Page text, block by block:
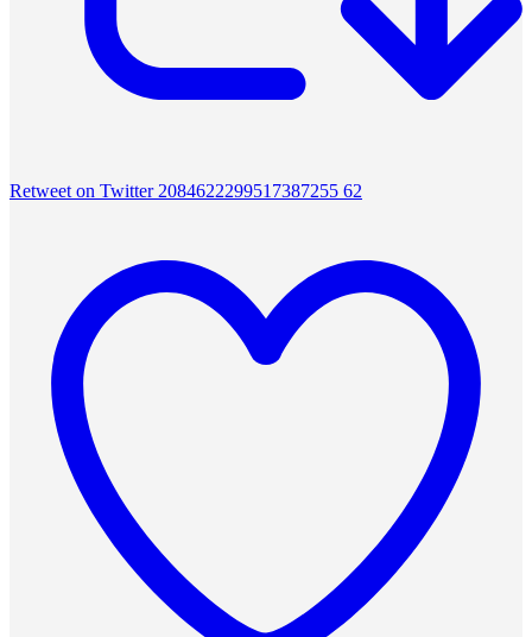
Retweet on Twitter 2084622299517387255 62